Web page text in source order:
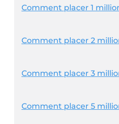
Comment placer 1
Comment placer 2
Comment placer 3
Comment placer 5